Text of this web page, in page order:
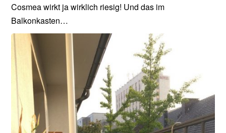
Cosmea wirkt ja wirklich riesig! Und das im
Balkonkasten…